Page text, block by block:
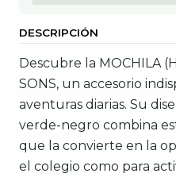
DESCRIPCIÓN
Descubre la MOCHILA
SONS, un accesorio
aventuras diarias. Su
verde-negro combina
que la convierte en la
el colegio como para